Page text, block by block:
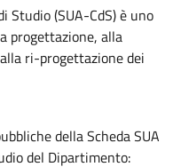
Studio (SUA-CdS) è uno
progettazione, alla
ri-progettazione dei
della Scheda SUA
del Dipartimento: